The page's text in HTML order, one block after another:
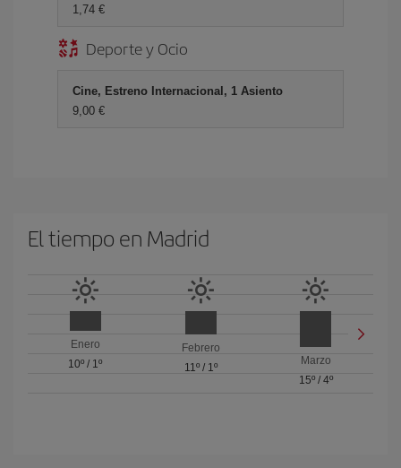
1,74 €
Deporte y Ocio
Cine, Estreno Internacional, 1 Asiento
9,00 €
El tiempo en Madrid
Enero
10º / 1º
Febrero
11º/ 1º
Marzo
15º/ 4º